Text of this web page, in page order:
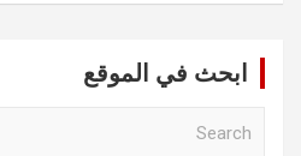
ابحث في الموقع